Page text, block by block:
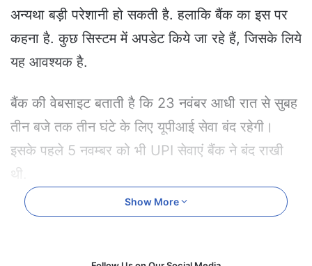
i
अन्यथा बड़ी परेशानी हो सकती है. हलाकि बैंक का इस पर
कहना है. कुछ सिस्टम में अपडेट किये जा रहे हैं, जिसके लिये
यह आवश्यक है.
बैंक की वेबसाइट बताती है कि 23 नवंबर आधी रात से सुबह
तीन बजे तक तीन घंटे के लिए यूपीआई सेवा बंद रहेगी।
इसके पहले 5 नवम्बर को भी UPI सेवाएं बैंक ने बंद राखी
थी.
Read More :
सोना-चांदी के बाद अब LPG सिलिंडर के भी दाम होंगे
Show More